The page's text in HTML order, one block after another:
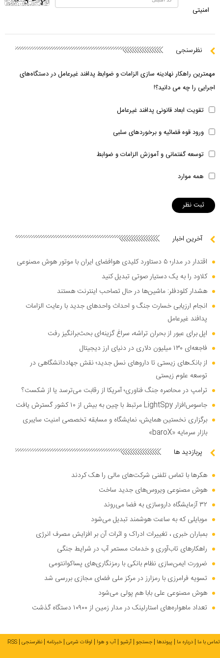
امنیتی
نظرسنجی
مهمترین راهکار نهادینه سازی الزامات و ضوابط پدافند غیرعامل در دستگاه‌های
اجرایی را چه می دانید؟!
تقویت ابعاد قانونی پدافند غیرعامل
ورود قوه قضائیه و برخوردهای سلبی
توسعه گفتمانی و آموزش الزامات و ضوابط
همه موارد
آخرین اخبار
اقتدار در مدار؛ ۵ دستاورد کلیدی هوافضای ایران با موتور هوش مصنوعی
کلاود را به یک دستیار صوتی تبدیل کنید
هشدار کلودفلر: ماشین‌ها در حال تصاحب اینترنت هستند
انجام ارزیابی خسارت جنگ و احداث واحد‌های جدید با رعایت الزامات
پدافند غیرعامل
اپل برای عبور از بحران تراشه، سراغ گزینه‌ای بحث‌برانگیز رفت
فاجعه‌ای ۱۳۰ میلیون دلاری در دنیای ارز دیجیتال
از بانک‌های زیستی تا دارو‌های نسل جدید؛ نقش جهاددانشگاهی در
توسعه علوم زیستی
ترامپ در محاصره جنگ فناوری؛ آمریکا از رقابت می‌ترسد یا از شکست؟
جاسوس‌افزار LightSpy مرتبط با چین به بیش از ۱۰ کشور گسترش یافت
برگزاری نخستین همایش، نمایشگاه و مسابقه تخصصی امنیت سایبری
بازار سرمایه «baroX»
پربازدید ها
هکر‌ها با تماس تلفنی شرکت‌های مالی را هک کردند
هوش مصنوعی ویروس‌های جدید ساخت
۳۲ آزمایشگاه داروسازی به فضا می‌روند
موبایلی که به ساعت هوشمند تبدیل می‌شود
بمباران خبری ، تغییرات ادراک و اثرات آن بر افزایش مصرف انرژی
راهکار‌های تاب‌آوری و خدمات مستمر آب در شرایط جنگی
ضرورت ایمن‌سازی نظام بانکی با رمزنگاری‌های پساکوانتومی
تسویه فرامرزی با رمزارز در مرکز ملی فضای مجازی بررسی شد
هوش مصنوعی علی بابا هم پولی می‌شود
تعداد ماهواره‌های استارلینک در مدار زمین از ۱۰۹۰۰ دستگاه گذشت
تماس با ما درباره ما پیوندها جستجو آرشیو آب و هوا اوقات شرعی خبرنامه نظرسنجی RSS